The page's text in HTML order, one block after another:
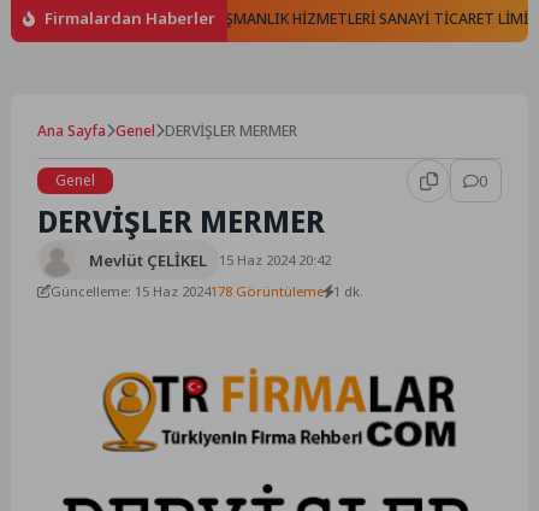
Firmalardan HaberlerVE DANIŞMANLIK HİZMETLERİ SANAYİ TİCARET LİMİTED
Ana Sayfa Genel DERVİŞLER MERMER
Genel 0
DERVİŞLER MERMER
Mevlüt ÇELİKEL
15 Haz 2024 20:42
Güncelleme: 15 Haz 2024178 Görüntüleme 1 dk.